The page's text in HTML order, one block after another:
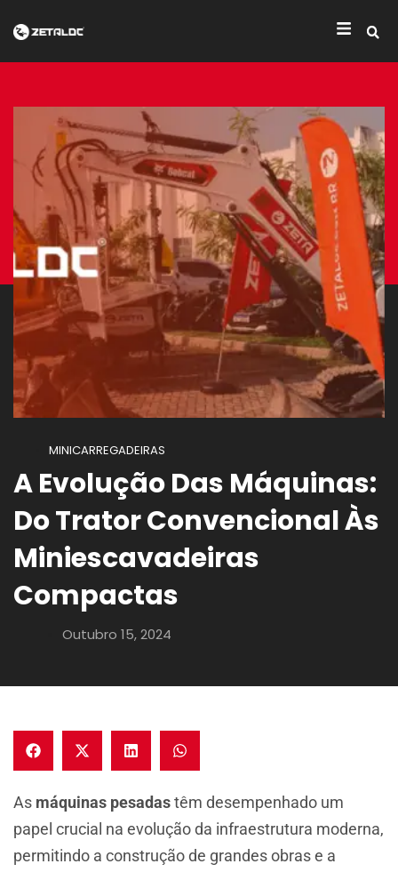
MINICARREGADEIRAS
A Evolução Das Máquinas:
Do Trator Convencional Às
Miniescavadeiras
Compactas
Outubro 15, 2024
As máquinas pesadastêm desempenhado um
papel crucial na evolução da infraestrutura moderna,
permitindo a construção de grandes obras e a